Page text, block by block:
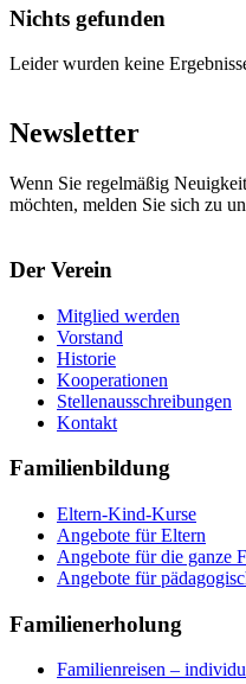
Nichts gefunden
Leider wurden keine
Newsletter
Wenn Sie regelmäßig
möchten, melden Sie sich zu
Der Verein
Mitglied werden
Vorstand
Historie
Kooperationen
Stellenausschreibungen
Kontakt
Familienbildung
Eltern-Kind-Kurse
Angebote für Eltern
Angebote für die ganze
Angebote für
Familienerholung
Familienreisen –